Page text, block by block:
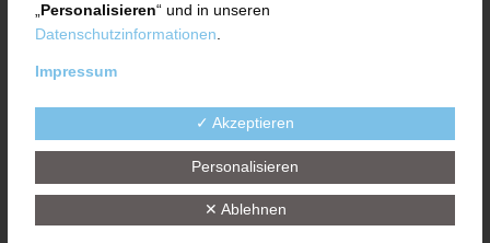
Bildungsmesse über aktuelle
Zukunft. Welche vielfältigen
Karrieremöglichkeiten es in diesem
Fachbereich gibt, zeigt die UTH GmbH
„Personalisieren“ und in unseren
Datenschutzinformationen.
Impressum
✓ Akzeptieren
Personalisieren
✕ Ablehnen